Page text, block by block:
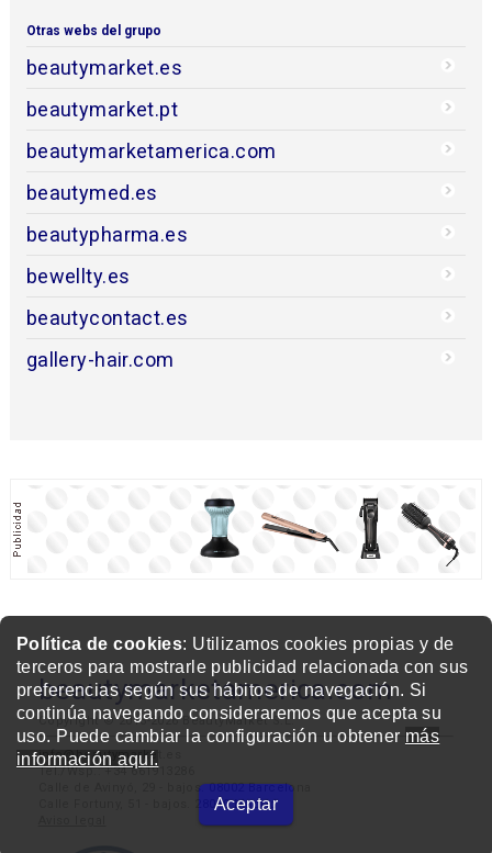
Política de cookies: Utilizamos cookies propias y de
terceros para mostrarle publicidad relacionada con sus
preferencias según sus hábitos de navegación. Si
continúa navegando consideraremos que acepta su
uso. Puede cambiar la configuración u obtener más
información aquí.
Aceptar
Otras webs del grupo
beautymarket.es
beautymarket.pt
beautymarketamerica.com
beautymed.es
beautypharma.es
bewellty.es
beautycontact.es
gallery-hair.com
beautymarketamerica.com
Copyright © 2013-2026 BeautyMarket S.L.
info@beautymarket.es
Tel./Wsp.: +34 661913286
Calle de Avinyó, 29 - bajos. 08002 Barcelona
Calle Fortuny, 51 - bajos. 28010 Madrid